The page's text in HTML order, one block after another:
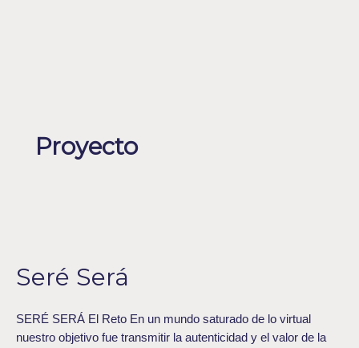
Proyecto
Seré Será
SERÉ SERÁ El Reto En un mundo saturado de lo virtual
nuestro objetivo fue transmitir la autenticidad y el valor de la